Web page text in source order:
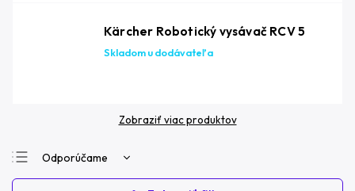
Kärcher Robotický vysávač RCV 5
Skladom u dodávateľa
Zobraziť viac produktov
Odporúčame
Najlacnejšie